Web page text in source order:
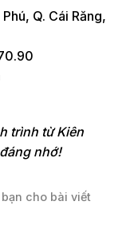
Q. Cái Răng,
trình từ Kiên
nhớ!
cho bài viết